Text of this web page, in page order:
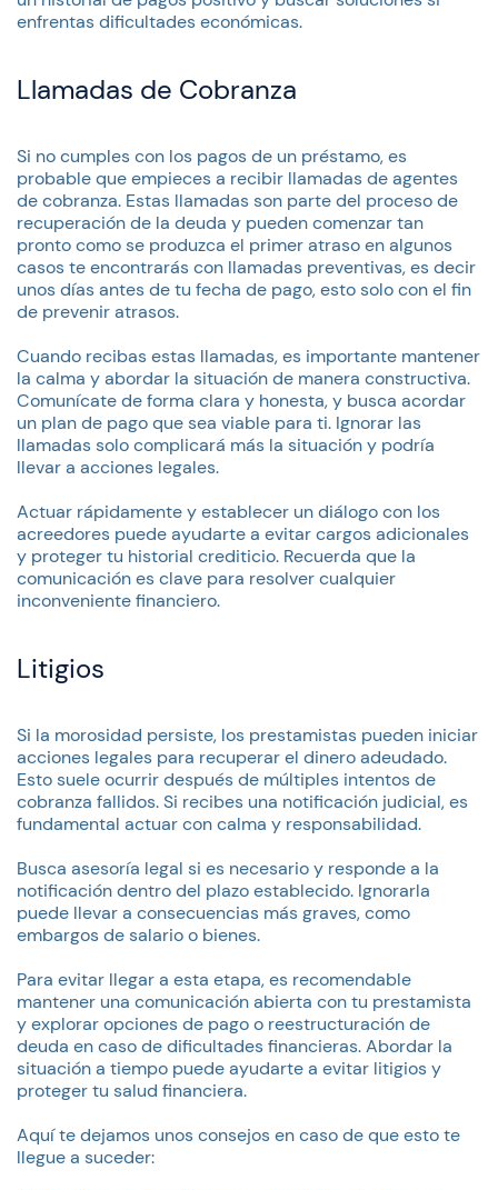
enfrentas dificultades económicas.
Llamadas de Cobranza
Si no cumples con los pagos de un préstamo, es
probable que empieces a recibir llamadas de agentes
de cobranza. Estas llamadas son parte del proceso de
recuperación de la deuda y pueden comenzar tan
pronto como se produzca el primer atraso en algunos
casos te encontrarás con llamadas preventivas, es decir
unos días antes de tu fecha de pago, esto solo con el fin
de prevenir atrasos.
Cuando recibas estas llamadas, es importante mantener
la calma y abordar la situación de manera constructiva.
Comunícate de forma clara y honesta, y busca acordar
un plan de pago que sea viable para ti. Ignorar las
llamadas solo complicará más la situación y podría
llevar a acciones legales.
Actuar rápidamente y establecer un diálogo con los
acreedores puede ayudarte a evitar cargos adicionales
y proteger tu historial crediticio. Recuerda que la
comunicación es clave para resolver cualquier
inconveniente financiero.
Litigios
Si la morosidad persiste, los prestamistas pueden iniciar
acciones legales para recuperar el dinero adeudado.
Esto suele ocurrir después de múltiples intentos de
cobranza fallidos. Si recibes una notificación judicial, es
fundamental actuar con calma y responsabilidad.
Busca asesoría legal si es necesario y responde a la
notificación dentro del plazo establecido. Ignorarla
puede llevar a consecuencias más graves, como
embargos de salario o bienes.
Para evitar llegar a esta etapa, es recomendable
mantener una comunicación abierta con tu prestamista
y explorar opciones de pago o reestructuración de
deuda en caso de dificultades financieras. Abordar la
situación a tiempo puede ayudarte a evitar litigios y
proteger tu salud financiera.
Aquí te dejamos unos consejos en caso de que esto te
llegue a suceder: